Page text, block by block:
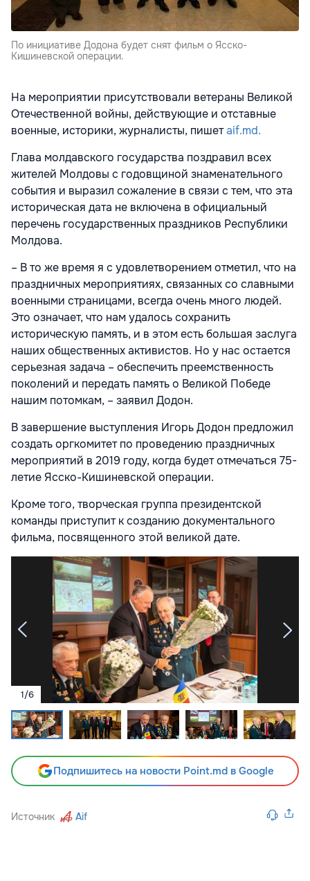
По инициативе Додона будет снят фильм о Ясско-
Кишиневской операции.
На мероприятии присутствовали ветераны Великой
Отечественной войны, действующие и отставные
военные, историки, журналисты, пишетaif.md.
Глава молдавского государства поздравил всех
жителей Молдовы с годовщиной знаменательного
события и выразил сожаление в связи с тем, что эта
историческая дата не включена в официальный
перечень государственных праздников Республики
Молдова.
– В то же время я с удовлетворением отметил, что на
праздничных мероприятиях, связанных со славными
военными страницами, всегда очень много людей.
Это означает, что нам удалось сохранить
историческую память, и в этом есть большая заслуга
наших общественных активистов. Но у нас остается
серьезная задача – обеспечить преемственность
поколений и передать память о Великой Победе
нашим потомкам, – заявил Додон.
В завершение выступления Игорь Додон предложил
создать оргкомитет по проведению праздничных
мероприятий в 2019 году, когда будет отмечаться 75-
летие Ясско-Кишиневской операции.
Кроме того, творческая группа президентской
команды приступит к созданию документального
фильма, посвященного этой великой дате.
1/6
Подпишитесь на новости Point.md в Google
Источник Aif